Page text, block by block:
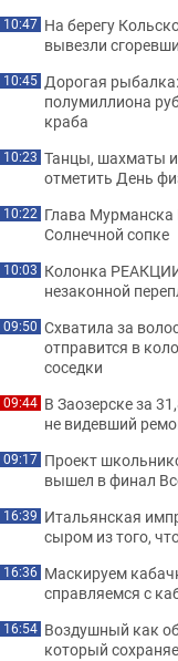
10:47 На берегу
вывезли
10:45 Дорогая
полумиллиона
краба
10:23 Танцы, шахматы
отметить День
10:22 Глава Мурманска
Солнечной сопке
10:03 Колонка
незаконной
09:50 Схватила за
отправится в
соседки
09:44 В Заозерске за
не видевший
09:17 Проект
вышел в финал
16:39 Итальянская
сыром из того,
16:36 Маскируем
справляемся с
16:54 Воздушный как
который